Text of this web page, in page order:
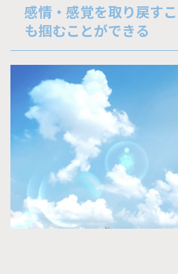
感情・感覚を取り戻す
も掴むことができる